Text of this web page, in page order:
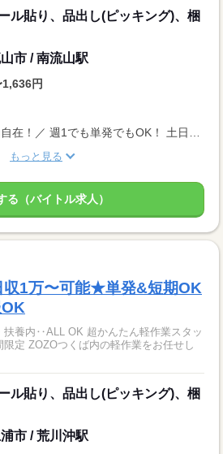
ル貼り、品出し(ピッキング)、梱
市 / 南流山駅
円
もっと見る
る（バイトル求人）
1万〜可能★単発&短期OK
扶養内‥ALL OK 超かんたん軽作業スタッ
定 ZOZOつくば内の軽作業をお任せし
ル貼り、品出し(ピッキング)、梱
市 / 荒川沖駅